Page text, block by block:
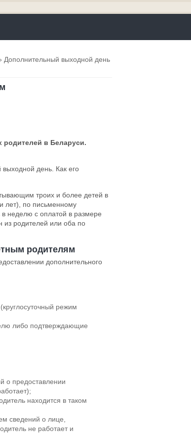
Дополнительный выходной день
в Беларуси.
день. Как его
троих и более детей в
лет), по письменному
неделю с оплатой в размере
из родителей или оба по
родителям
дополнительного
режим
либо подтверждающие
о предоставлении
находится в таком
сведений о лице,
не работает и